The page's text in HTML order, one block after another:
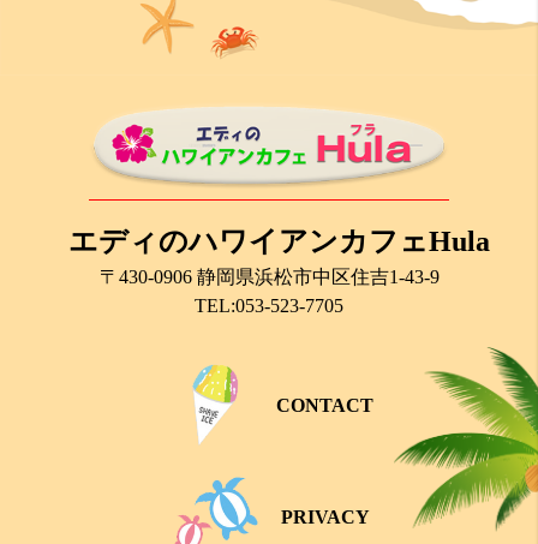
エディのハワイアンカフェHula
〒430-0906 静岡県浜松市中区住吉1-43-9
TEL:053-523-7705
CONTACT
PRIVACY